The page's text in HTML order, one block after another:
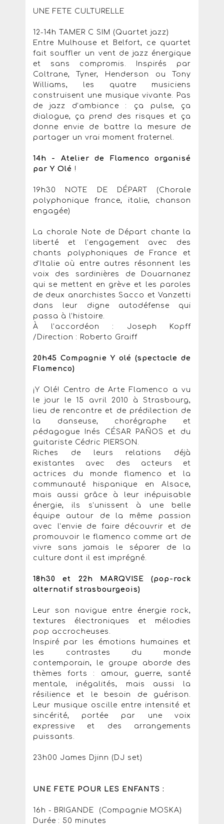
UNE FETE CULTURELLE
12-14h TAMER C SIM (Quartet jazz)
Entre Mulhouse et Belfort, ce quartet
fait souffler un vent de jazz énergique
et sans compromis. Inspirés par
Coltrane, Tyner, Henderson ou Tony
Williams, les quatre musiciens
construisent une musique vivante. Pas
de jazz d’ambiance : ça pulse, ça
dialogue, ça prend des risques et ça
donne envie de battre la mesure de
partager un vrai moment fraternel.
14h - Atelier de Flamenco organisé
par Y Olé !
19h30 NOTE DE DÉPART (Chorale
polyphonique france, italie, chanson
engagée)
La chorale Note de Départ chante la
liberté et l’engagement avec des
chants polyphoniques de France et
d’Italie où entre autres résonnent les
voix des sardinières de Douarnanez
qui se mettent en grève et les paroles
de deux anarchistes Sacco et Vanzetti
dans leur digne autodéfense qui
passa à l’histoire.
À l’accordéon : Joseph Kopff
/Direction : Roberto Graiff
20h45 Compagnie Y olé (spectacle de
Flamenco)
¡Y Olé! Centro de Arte Flamenco a vu
le jour le 15 avril 2010 à Strasbourg,
lieu de rencontre et de prédilection de
la danseuse, chorégraphe et
pédagogue Inés CÉSAR PAÑOS et du
guitariste Cédric PIERSON.
Riches de leurs relations déjà
existantes avec des acteurs et
actrices du monde flamenco et la
communauté hispanique en Alsace,
mais aussi grâce à leur inépuisable
énergie, ils s’unissent à une belle
équipe autour de la même passion
avec l’envie de faire découvrir et de
promouvoir le flamenco comme art de
vivre sans jamais le séparer de la
culture dont il est imprégné.
18h30 et 22h MARQVISE (pop-rock
alternatif strasbourgeois)
Leur son navigue entre énergie rock,
textures électroniques et mélodies
pop accrocheuses.
Inspiré par les émotions humaines et
les contrastes du monde
contemporain, le groupe aborde des
thèmes forts : amour, guerre, santé
mentale, inégalités, mais aussi la
résilience et le besoin de guérison.
Leur musique oscille entre intensité et
sincérité, portée par une voix
expressive et des arrangements
puissants.
23h00 James Djinn (DJ set)
UNE FETE POUR LES ENFANTS :
16h - BRIGANDE (Compagnie MOSKA)
Durée : 50 minutes